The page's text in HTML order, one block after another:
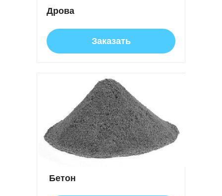
Дрова
Заказать
Бетон